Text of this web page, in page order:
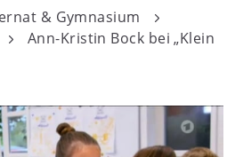
& Gymnasium
Ann-Kristin Bock bei „Klein